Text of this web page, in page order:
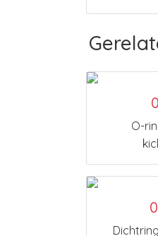
O-